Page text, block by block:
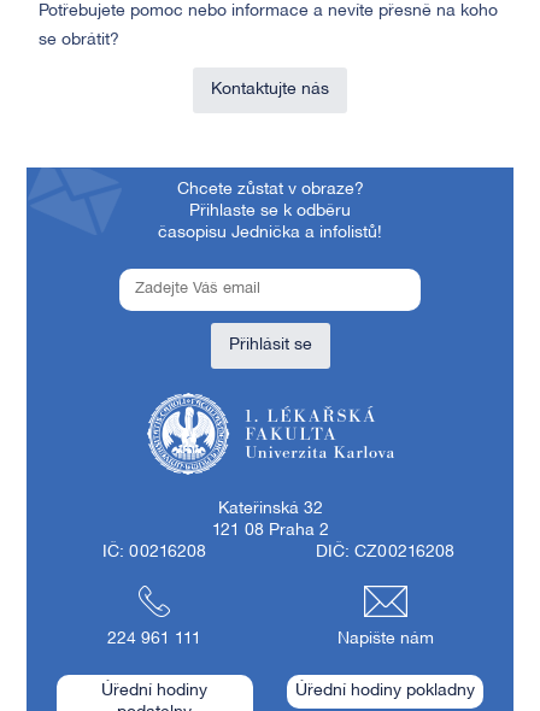
Potřebujete pomoc nebo informace a nevíte přesně na koho
se obrátit?
Kontaktujte nás
Chcete zůstat v obraze?
Přihlaste se k odběru
časopisu Jednička a infolistů!
Přihlásit se
Kateřinská 32
121 08 Praha 2
IČ: 00216208
DIČ: CZ00216208
224 961 111 Napište nám
Úřední hodiny
Úřední hodiny pokladny